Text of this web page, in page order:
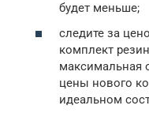
будет меньше;
следите за
комплект
максимальная
цены нового
идеальном